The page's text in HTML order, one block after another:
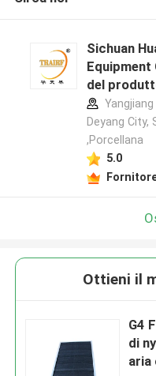
Sichuan
del
Deyang City,
,Porcellana
5.0
Ottieni il
G4
di
aria